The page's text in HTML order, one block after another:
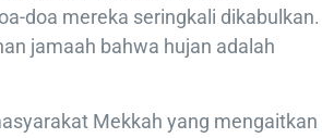
doa mereka seringkali dikabulkan.
jamaah bahwa hujan adalah
Mekkah yang mengaitkan